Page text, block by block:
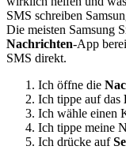
SMS schreiben
Die meisten Samsung
Nachrichten-App
SMS direkt.
Ich öffne die
Ich tippe auf das
Ich wähle einen
Ich tippe meine
Ich drücke auf